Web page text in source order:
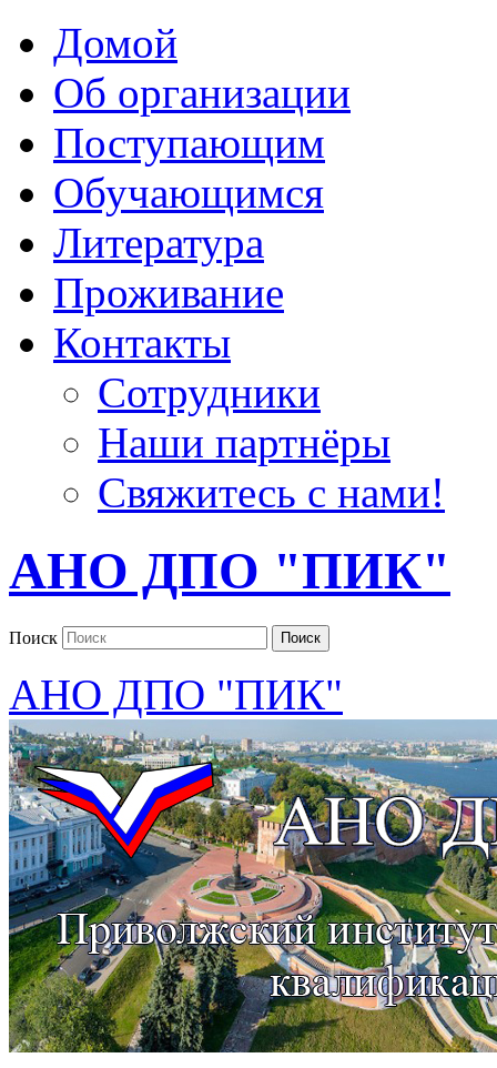
Домой
Об организации
Поступающим
Обучающимся
Литература
Проживание
Контакты
Сотрудники
Наши партнёры
Свяжитесь с нами!
АНО ДПО "ПИК"
Поиск Поиск
АНО ДПО "ПИК"